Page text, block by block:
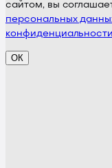
сайтом, вы
персональных
ОК